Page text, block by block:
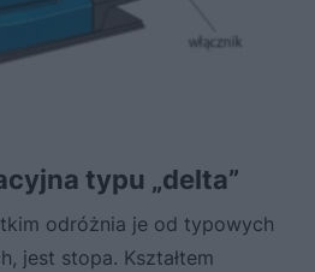
typu „delta”
odróżnia je od typowych
jest stopa. Kształtem